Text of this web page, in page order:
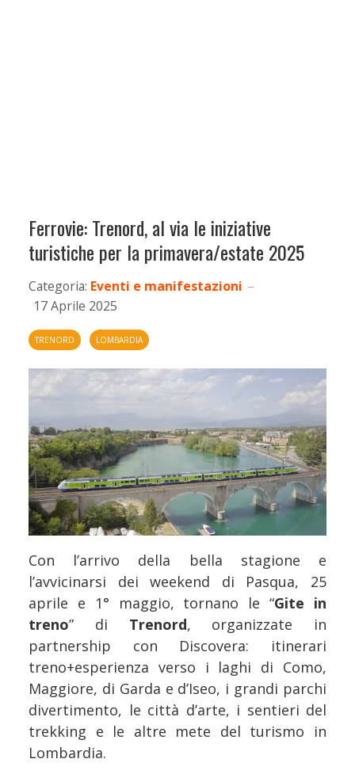
Ferrovie: Trenord, al via le iniziative
turistiche per la primavera/estate 2025
Categoria: Eventi e manifestazioni
17 Aprile 2025
TRENORD LOMBARDIA
Con l’arrivo della bella stagione e
l’avvicinarsi dei weekend di Pasqua, 25
aprile e 1° maggio, tornano le “Gite in
treno” di Trenord, organizzate in
partnership con Discovera: itinerari
treno+esperienza verso i laghi di Como,
Maggiore, di Garda e d’Iseo, i grandi parchi
divertimento, le città d’arte, i sentieri del
trekking e le altre mete del turismo in
Lombardia.